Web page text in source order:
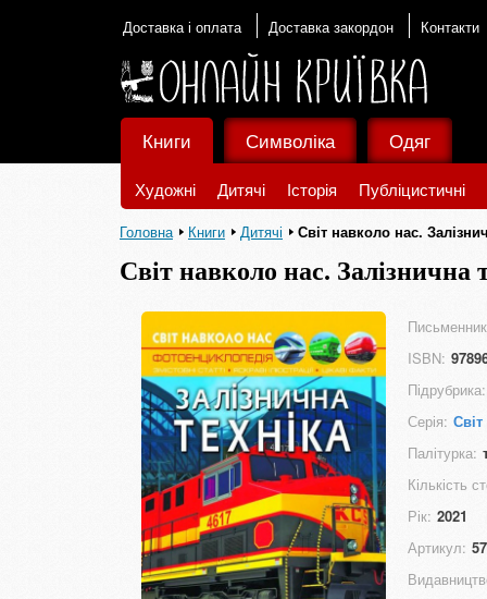
Доставка і оплата Доставка закордон Контакти
Книги
Художні Дитячі Історія Публіцистичні
Символіка Одяг
Головна Книги Дитячі Світ навколо нас.
Світ навколо нас. Залізнична
ISBN:
Підрубрика:
Серія:
Палітурка:
Кількість
Рік: 2021
Артикул: